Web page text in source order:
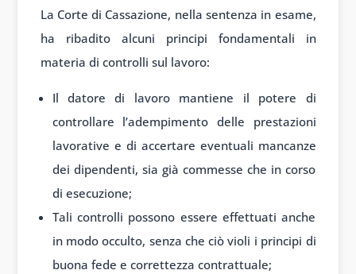
La Corte di Cassazione, nella sentenza in esame,
ha ribadito alcuni principi fondamentali in
materia di controlli sul lavoro:
Il datore di lavoro mantiene il potere di
controllare l’adempimento delle prestazioni
lavorative e di accertare eventuali mancanze
dei dipendenti, sia già commesse che in corso
di esecuzione;
Tali controlli possono essere effettuati anche
in modo occulto, senza che ciò violi i principi di
buona fede e correttezza contrattuale;